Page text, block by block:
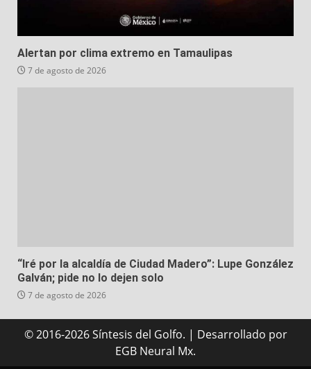
Alertan por clima extremo en Tamaulipas
7 de agosto de 2026
“Iré por la alcaldía de Ciudad Madero”: Lupe González
Galván; pide no lo dejen solo
7 de agosto de 2026
© 2016-2026 Síntesis del Golfo. | Desarrollado por
EGB Neural Mx.